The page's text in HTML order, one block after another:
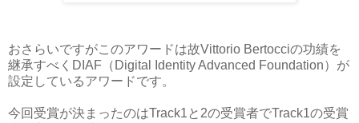
おさらいですがこのアワードは故Vittorio Bertocciの功績を
継承すべくDIAF（Digital Identity Advanced Foundation）が
設定しているアワードです。
今回受賞が決まったのはTrack1と2の受賞者でTrack1の受賞